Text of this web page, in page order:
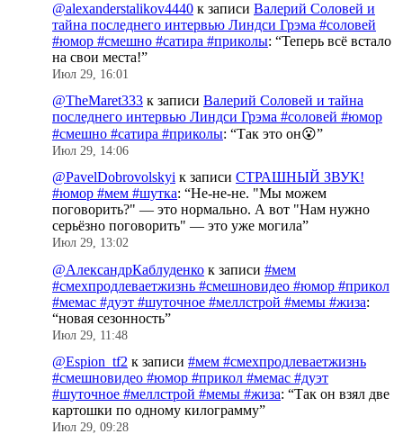
@alexanderstalikov4440 к записи Валерий Соловей и
тайна последнего интервью Линдси Грэма #соловей
#юмор #смешно #сатира #приколы: “Теперь всё встало
на свои места!”
Июл 29, 16:01
@TheMaret333 к записи Валерий Соловей и тайна
последнего интервью Линдси Грэма #соловей #юмор
#смешно #сатира #приколы: “Так это он😮”
Июл 29, 14:06
@PavelDobrovolskyi к записи СТРАШНЫЙ ЗВУК!
#юмор #мем #шутка: “Не-не-не. "Мы можем
поговорить?" — это нормально. А вот "Нам нужно
серьёзно поговорить" — это уже могила”
Июл 29, 13:02
@АлександрКаблуденко к записи #мем
#смехпродлеваетжизнь #смешновидео #юмор #прикол
#мемас #дуэт #шуточное #меллстрой #мемы #жиза:
“новая сезонность”
Июл 29, 11:48
@Espion_tf2 к записи #мем #смехпродлеваетжизнь
#смешновидео #юмор #прикол #мемас #дуэт
#шуточное #меллстрой #мемы #жиза: “Так он взял две
картошки по одному килограмму”
Июл 29, 09:28